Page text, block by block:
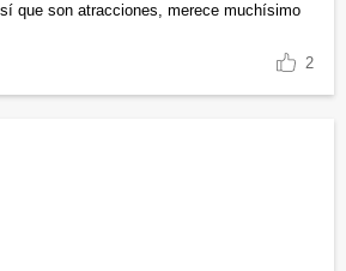
que son atracciones, merece muchísimo
2